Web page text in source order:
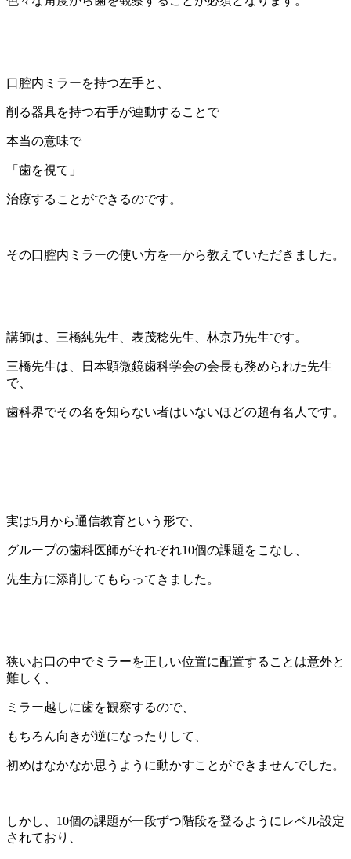
口腔内ミラーを持つ左手と、
削る器具を持つ右手が連動することで
本当の意味で
「歯を視て」
治療することができるのです。
その口腔内ミラーの使い方を一から教えていただきました。
講師は、三橋純先生、表茂稔先生、林京乃先生です。
三橋先生は、日本顕微鏡歯科学会の会長も務められた先生
で、
歯科界でその名を知らない者はいないほどの超有名人です。
実は5月から通信教育という形で、
グループの歯科医師がそれぞれ10個の課題をこなし、
先生方に添削してもらってきました。
狭いお口の中でミラーを正しい位置に配置することは意外と
難しく、
ミラー越しに歯を観察するので、
もちろん向きが逆になったりして、
初めはなかなか思うように動かすことができませんでした。
しかし、10個の課題が一段ずつ階段を登るようにレベル設定
されており、